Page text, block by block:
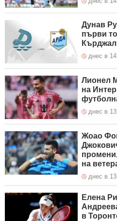
Дунав
първи
днес в
Лионел
на
днес в
Жоао
на
днес в
Елена
в